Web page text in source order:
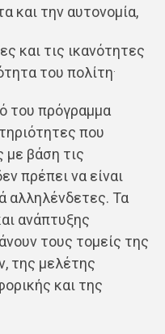
και την αυτονομία,
και τις ικανότητες
του πολίτη
του πρόγραμμα
που
με βάση τις
πρέπει να είναι
αλληλένδετες. Τα
ανάπτυξης
τους τομείς της
της μελέτης
και της